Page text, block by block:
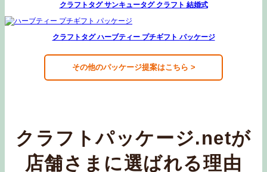
クラフトタグ サンキュータグ クラフト 結婚式
クラフトタグ ハーブティー プチギフト パッケージ
その他のパッケージ提案はこちら >
クラフトパッケージ.netが
店舗さまに選ばれる理由